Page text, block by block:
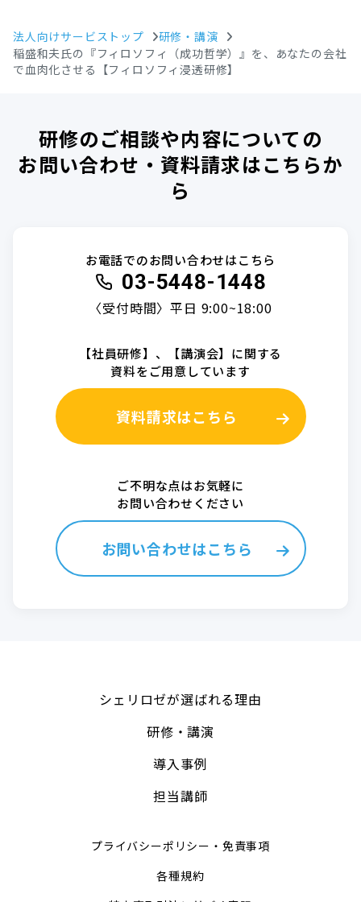
法人向けサービストップ
研修・講演
稲盛和夫氏の『フィロソフィ（成功哲学）』を、あなたの会社
で血肉化させる【フィロソフィ浸透研修】
研修のご相談や内容についての
お問い合わせ・資料請求はこちらか
ら
お電話でのお問い合わせはこちら
03-5448-1448
〈受付時間〉平日 9:00~18:00
【社員研修】、【講演会】に関する
資料をご用意しています
資料請求はこちら
ご不明な点はお気軽に
お問い合わせください
お問い合わせはこちら
シェリロゼが選ばれる理由
研修・講演
導入事例
担当講師
プライバシーポリシー・免責事項
各種規約